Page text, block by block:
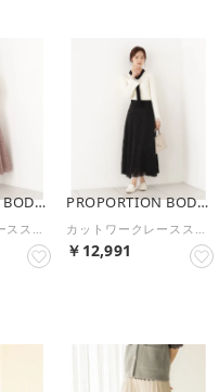
PROPORTION BODY DRESSING
カットワークレーススカート （モカ1）
PROPORTION BODY DRESSING
カットワークレーススカート （ブラック）
￥12,991